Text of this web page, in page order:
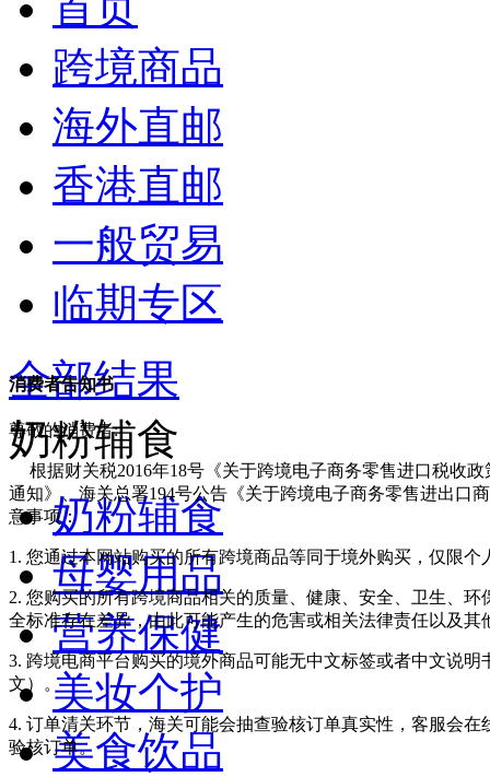
跨境商品
海外直邮
香港直邮
一般贸易
临期专区
消费者告知书
尊敬的消费者:
根据财关税2016年18号《关于跨境电子商务零售进口税收
通知》、海关总署194号公告《关于跨境电子商务零售进出口
意事项：
1. 您通过本网站购买的所有跨境商品等同于境外购买，仅限
2. 您购买的所有跨境商品相关的质量、健康、安全、卫生、
全标准存在差异，由此可能产生的危害或相关法律责任以及
3. 跨境电商平台购买的境外商品可能无中文标签或者中文说
文）。
4. 订单清关环节，海关可能会抽查验核订单真实性，客服会
验核订单。
全部结果
奶粉辅食
奶粉辅食
母婴用品
营养保健
美妆个护
美食饮品